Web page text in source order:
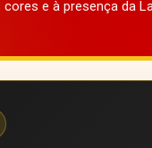
e à presença da